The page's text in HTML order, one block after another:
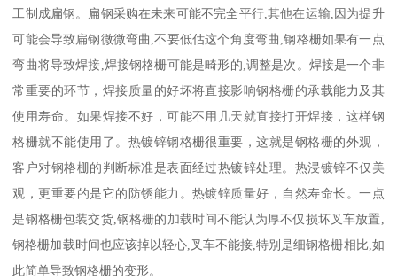
工制成扁钢。扁钢采购在未来可能不完全平行,其他在运输,因为提升
可能会导致扁钢微微弯曲,不要低估这个角度弯曲,钢格栅如果有一点
弯曲将导致焊接,焊接钢格栅可能是畸形的,调整是次。焊接是一个非
常重要的环节，焊接质量的好坏将直接影响钢格栅的承载能力及其
使用寿命。如果焊接不好，可能不用几天就直接打开焊接，这样钢
格栅就不能使用了。热镀锌钢格栅很重要，这就是钢格栅的外观，
客户对钢格栅的判断标准是表面经过热镀锌处理。热浸镀锌不仅美
观，更重要的是它的防锈能力。热镀锌质量好，自然寿命长。一点
是钢格栅包装交货,钢格栅的加载时间不能认为厚不仅损坏叉车放置,
钢格栅加载时间也应该掉以轻心,叉车不能接,特别是细钢格栅相比,如
此简单导致钢格栅的变形。